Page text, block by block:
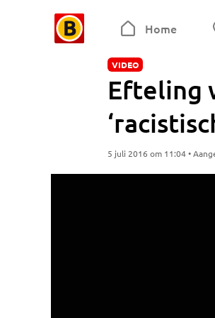
Home
VIDEO
Efteling
5 juli 2016 om 11:04 •